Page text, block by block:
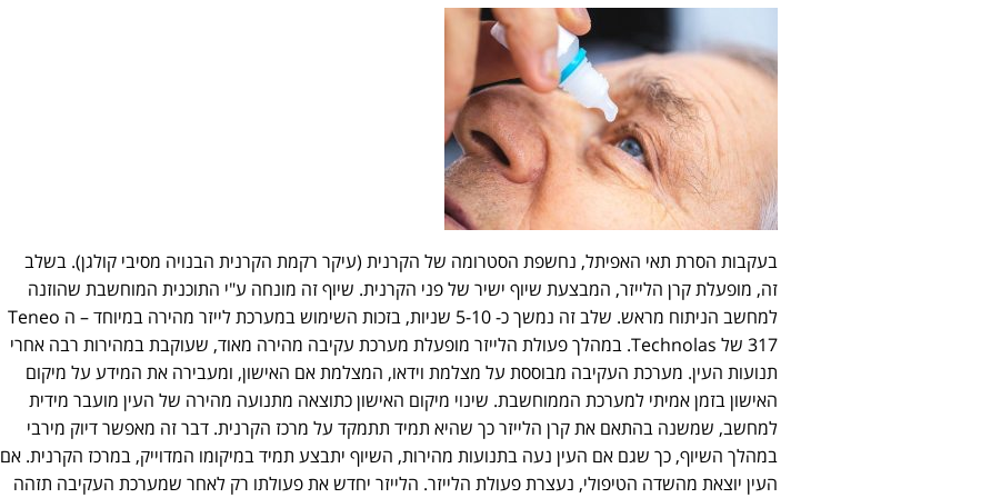
בעקבות הסרת תאי האפיתל, נחשפת הסטרומה של הקרנית (עיקר רקמת הקרנית הבנויה מסיבי קולגן). בשלב
זה, מופעלת קרן הלייזר, המבצעת שיוף ישיר של פני הקרנית. שיוף זה מונחה ע"י התוכנית המוחשבת שהוזנה
למחשב הניתוח מראש. שלב זה נמשך כ- 5-10 שניות, בזכות השימוש במערכת לייזר מהירה במיוחד – ה Teneo
317 של Technolas. במהלך פעולת הלייזר מופעלת מערכת עקיבה מהירה מאוד, שעוקבת במהירות רבה אחרי
תנועות העין. מערכת העקיבה מבוססת על מצלמת וידאו, המצלמת אם האישון, ומעבירה את המידע על מיקום
האישון בזמן אמיתי למערכת הממוחשבת. שינוי מיקום האישון כתוצאה מתנועה מהירה של העין מועבר מידית
למחשב, שמשנה בהתאם את קרן הלייזר כך שהיא תמיד תתמקד על מרכז הקרנית. דבר זה מאפשר דיוק מירבי
במהלך השיוף, כך שגם אם העין נעה בתנועות מהירות, השיוף יתבצע תמיד במיקומו המדוייק, במרכז הקרנית. אם
העין יוצאת מהשדה הטיפולי, נעצרת פעולת הלייזר. הלייזר יחדש את פעולתו רק לאחר שמערכת העקיבה תזהה